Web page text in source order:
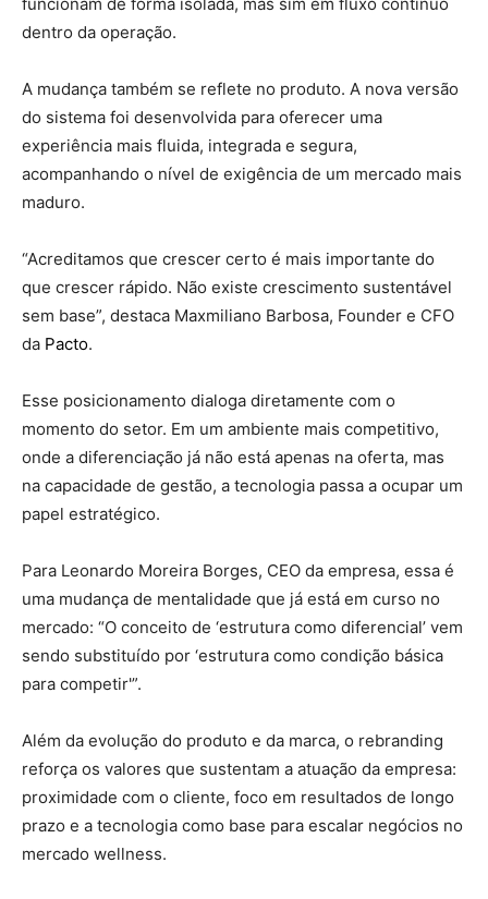
funcionam de forma isolada, mas sim em fluxo contínuo
dentro da operação.
A mudança também se reflete no produto. A nova versão
do sistema foi desenvolvida para oferecer uma
experiência mais fluida, integrada e segura,
acompanhando o nível de exigência de um mercado mais
maduro.
“Acreditamos que crescer certo é mais importante do
que crescer rápido. Não existe crescimento sustentável
sem base”, destaca Maxmiliano Barbosa, Founder e CFO
da Pacto.
Esse posicionamento dialoga diretamente com o
momento do setor. Em um ambiente mais competitivo,
onde a diferenciação já não está apenas na oferta, mas
na capacidade de gestão, a tecnologia passa a ocupar um
papel estratégico.
Para Leonardo Moreira Borges, CEO da empresa, essa é
uma mudança de mentalidade que já está em curso no
mercado: “O conceito de ‘estrutura como diferencial’ vem
sendo substituído por ‘estrutura como condição básica
para competir'”.
Além da evolução do produto e da marca, o rebranding
reforça os valores que sustentam a atuação da empresa:
proximidade com o cliente, foco em resultados de longo
prazo e a tecnologia como base para escalar negócios no
mercado wellness.